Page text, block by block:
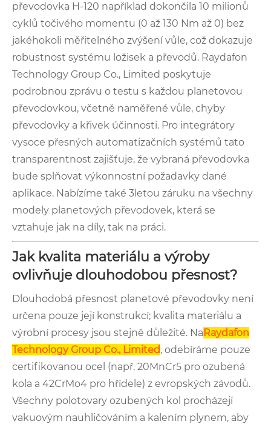
převodovka H-120 například dokončila 10 milionů
cyklů točivého momentu (0 až 130 Nm až 0) bez
jakéhokoli měřitelného zvýšení vůle, což dokazuje
robustnost systému ložisek a převodů. Raydafon
Technology Group Co., Limited poskytuje
podrobnou zprávu o testu s každou planetovou
převodovkou, včetně naměřené vůle, chyby
převodovky a křivek účinnosti. Pro integrátory
vysoce přesných automatizačních systémů tato
transparentnost zajišťuje, že vybraná převodovka
bude splňovat výkonnostní požadavky dané
aplikace. Nabízíme také 3letou záruku na všechny
modely planetových převodovek, která se
vztahuje jak na díly, tak na práci.
Jak kvalita materiálu a výroby
ovlivňuje dlouhodobou přesnost?
Dlouhodobá přesnost planetové převodovky není
určena pouze její konstrukcí; kvalita materiálu a
výrobní procesy jsou stejně důležité. NaRaydafon
Technology Group Co., Limited, odebíráme pouze
certifikovanou ocel (např. 20MnCr5 pro ozubená
kola a 42CrMo4 pro hřídele) z evropských závodů.
Všechny polotovary ozubených kol procházejí
vakuovým nauhličováním a kalením plynem, aby